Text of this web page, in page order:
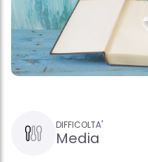
DIFFICOLTA'
Media